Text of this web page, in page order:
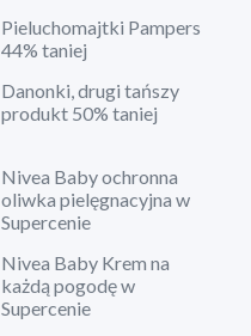
Pieluchomajtki Pampers
44% taniej
Danonki, drugi tańszy
produkt 50% taniej
Nivea Baby ochronna
oliwka pielęgnacyjna w
Supercenie
Nivea Baby Krem na
każdą pogodę w
Supercenie